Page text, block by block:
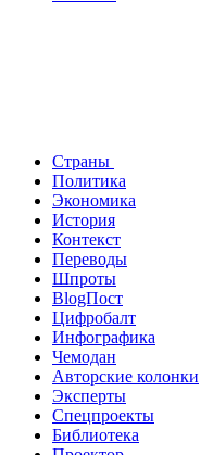
Страны
Политика
Экономика
История
Контекст
Переводы
Шпроты
BlogПост
Цифробалт
Инфографика
Чемодан
Авторские колонки
Эксперты
Спецпроекты
Библиотека